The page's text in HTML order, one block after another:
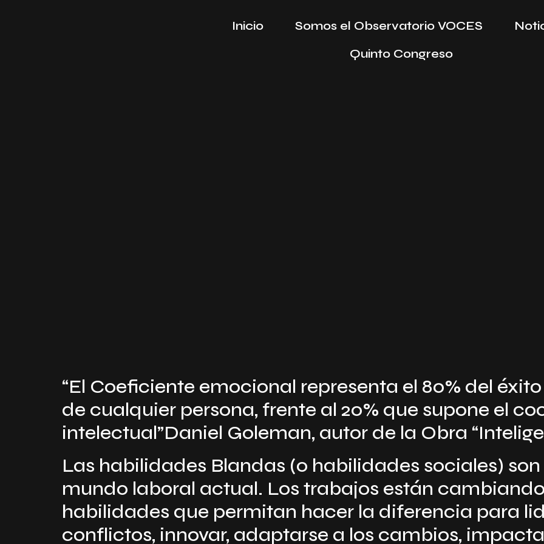
Inicio Somos el Observatorio VOCES
Quinto Congreso
“El Coeficiente emocional representa el 80% del
de cualquier persona, frente al 20% que supone el
intelectual”Daniel Goleman, autor de la Obra
Las habilidades Blandas (o habilidades sociales)
mundo laboral actual. Los trabajos están
habilidades que permitan hacer la diferencia para
conflictos, innovar, adaptarse a los cambios,